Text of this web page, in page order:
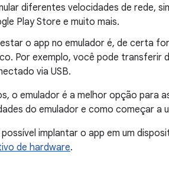
diferentes velocidades de rede,
Play Store e muito mais.
o app no emulador é, de certa
Por exemplo, você pode transferir
via USB.
o emulador é a melhor opção para
do emulador e como começar a
implantar o app em um
de hardware.